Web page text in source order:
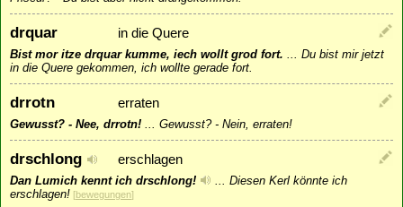
drquar in die Quere
Bist mor itze drquar kumme, iech wollt grod fort. ... Du bist mir jetzt
in die Quere gekommen, ich wollte gerade fort.
drrotn erraten
Gewusst? - Nee, drrotn! ... Gewusst? - Nein, erraten!
drschlong erschlagen
Dan Lumich kennt ich drschlong! ... Diesen Kerl könnte ich
erschlagen! [bewegungen]